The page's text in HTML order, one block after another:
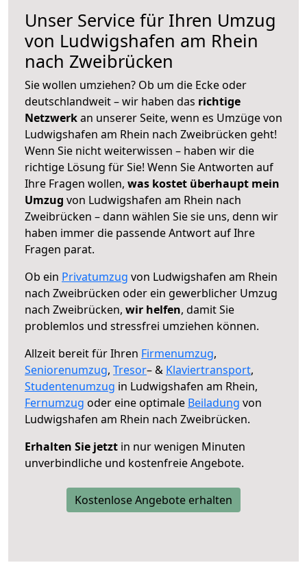
Unser Service für Ihren Umzug
von Ludwigshafen am Rhein
nach Zweibrücken
Sie wollen umziehen? Ob um die Ecke oder
deutschlandweit – wir haben das richtige
Netzwerkan unserer Seite, wenn es Umzüge von
Ludwigshafen am Rhein nach Zweibrücken geht!
Wenn Sie nicht weiterwissen – haben wir die
richtige Lösung für Sie! Wenn Sie Antworten auf
Ihre Fragen wollen, was kostet überhaupt mein
Umzug von Ludwigshafen am Rhein nach
Zweibrücken – dann wählen Sie sie uns, denn wir
haben immer die passende Antwort auf Ihre
Fragen parat.
Ob ein Privatumzug von Ludwigshafen am Rhein
nach Zweibrücken oder ein gewerblicher Umzug
nach Zweibrücken, wir helfen, damit Sie
problemlos und stressfrei umziehen können.
Allzeit bereit für Ihren Firmenumzug,
Seniorenumzug, Tresor– & Klaviertransport,
Studentenumzug in Ludwigshafen am Rhein,
Fernumzug oder eine optimale Beiladung von
Ludwigshafen am Rhein nach Zweibrücken.
Erhalten Sie jetzt in nur wenigen Minuten
unverbindliche und kostenfreie Angebote.
Kostenlose Angebote erhalten